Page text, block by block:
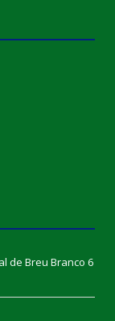
de Breu Branco 6